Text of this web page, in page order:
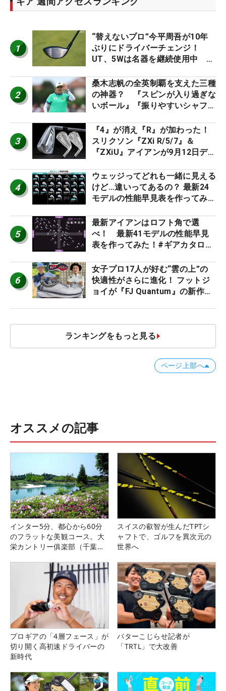
1
“替えないプロ”今平周吾が10年
ぶりにドライバーチェンジ！
UT、5Wは名器を継続使用中 #
2
桑木志帆の全英制覇を支えた三種
の神器？ 『スピンが入り過ぎな
いボール』『振りやすいシャフ
ー』 #女子プロセッティング
3
『4』が消え『R』が加わった！
スリクソン『ZXi R/5/7』＆
『ZXiU』アイアンが9月12日デ
4
ウェッジってどれも一緒に見える
けど…違いってあるの？ 最新24
モデルの性能早見表を作ってみ
5
最新アイアンはロフト角で選
べ！ 最新41モデルの性能早見
表を作ってみた！#ギアカタログ
6
女子プロ17人が好む“雲の上”の
快適性がさらに進化！ フットジ
ョイが『FJ Quantum』の新作を
ランキングをもっと見る
ページ上部へ
オススメの記事
インター5分、都心から60分
のフラットな美観コース。大
栄カントリー俱楽部（千葉
スイスの叡智が生んだTPTシ
ャフトで、ゴルフを異次元の
世界へ
プロギアの「4層フェース」が
切り開く高初速ドライバーの
新時代
パターこじらせ記者が
「TRTL」で大改善